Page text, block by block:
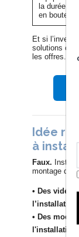
la durée,
en bouteille.
Et si
solutions
les offres.
Idée
à
Faux.
montage
• Des
l’installation
• Des
l'installation